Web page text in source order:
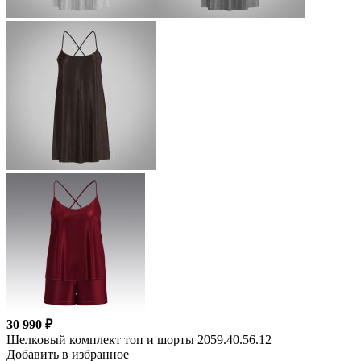
30 990 ₽
Шелковый комплект топ и шорты 2059.40.56.12
Добавить в избранное